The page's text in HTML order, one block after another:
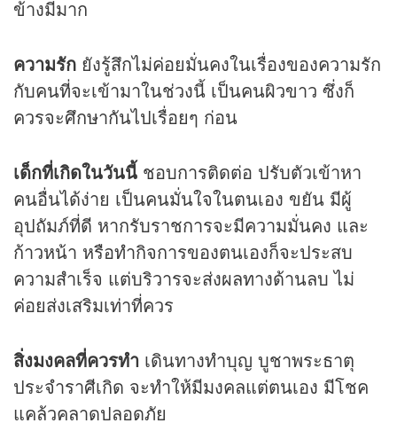
ข้างมีมาก
ความรัก ยังรู้สึกไม่ค่อยมั่นคงในเรื่องของความรัก
กับคนที่จะเข้ามาในช่วงนี้ เป็นคนผิวขาว ซึ่งก็
ควรจะศึกษากันไปเรื่อยๆ ก่อน
เด็กที่เกิดในวันนี้ ชอบการติดต่อ ปรับตัวเข้าหา
คนอื่นได้ง่าย เป็นคนมั่นใจในตนเอง ขยัน มีผู้
อุปถัมภ์ที่ดี หากรับราชการจะมีความมั่นคง และ
ก้าวหน้า หรือทำกิจการของตนเองก็จะประสบ
ความสำเร็จ แต่บริวารจะส่งผลทางด้านลบ ไม่
ค่อยส่งเสริมเท่าที่ควร
สิ่งมงคลที่ควรทำ เดินทางทำบุญ บูชาพระธาตุ
ประจำราศีเกิด จะทำให้มีมงคลแต่ตนเอง มีโชค
แคล้วคลาดปลอดภัย